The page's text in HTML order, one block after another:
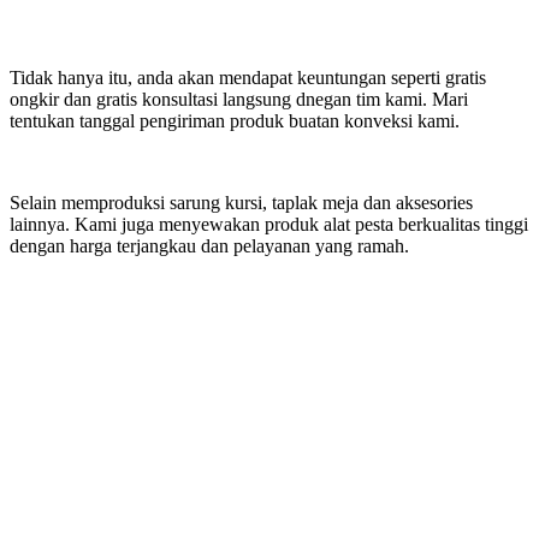
Tidak hanya itu, anda akan mendapat keuntungan seperti gratis
ongkir dan gratis konsultasi langsung dnegan tim kami. Mari
tentukan tanggal pengiriman produk buatan konveksi kami.
Selain memproduksi sarung kursi, taplak meja dan aksesories
lainnya. Kami juga menyewakan produk alat pesta berkualitas tinggi
dengan harga terjangkau dan pelayanan yang ramah.